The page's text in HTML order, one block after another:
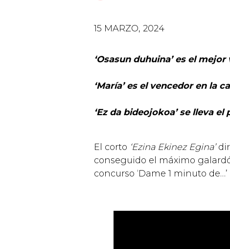
15 MARZO, 2024
‘Osasun duhuina’ es el
‘María’es el vencedor en la
‘Ez da bideojokoa’ se lleva el
El corto ‘Ezina Ekinez Egina’
conseguido el máximo
concurso ‘Dame 1 minuto de…’